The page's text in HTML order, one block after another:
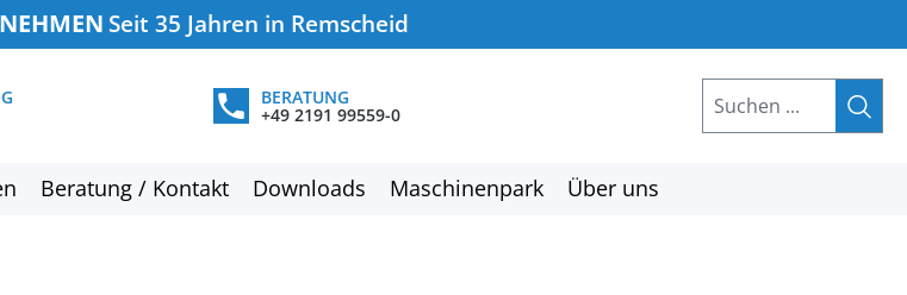
Seit 35 Jahren in Remscheid
BERATUNG
+49 2191 99559-0
Beratung / Kontakt Downloads Maschinenpark Über uns